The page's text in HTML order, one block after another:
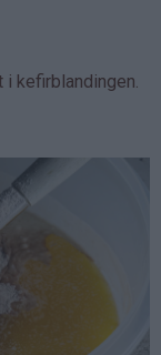
kefirblandingen.